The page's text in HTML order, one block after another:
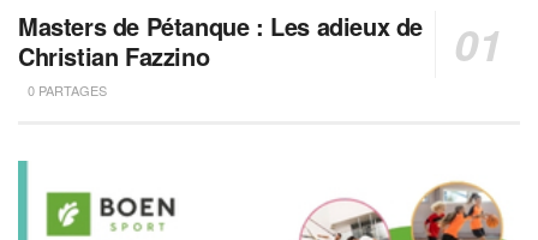
Masters de Pétanque : Les adieux de
Christian Fazzino
0 PARTAGES